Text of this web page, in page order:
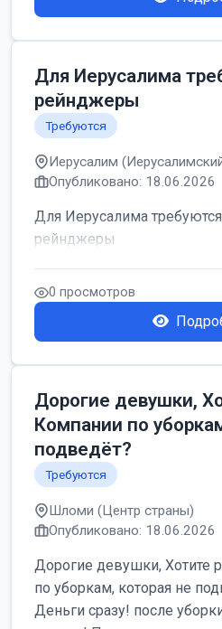
Для Иерусалима
рейнджеры
Требуются
Иерусалим
Опубликовано: 18.06.2026
Для Иерусалима
рейнджеры
0 просмотров
Дорогие девушки,
Компании по
подведёт?
Требуются
Шломи (Центр страны)
Опубликовано: 18.06.2026
Дорогие девушки, Хотите
по уборкам, которая не
Деньги сразу! после